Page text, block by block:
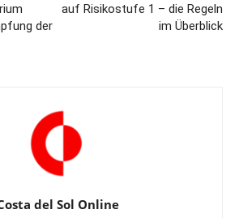
der
auf Risikostufe 1 – die Regeln
im Überblick
del Sol Online